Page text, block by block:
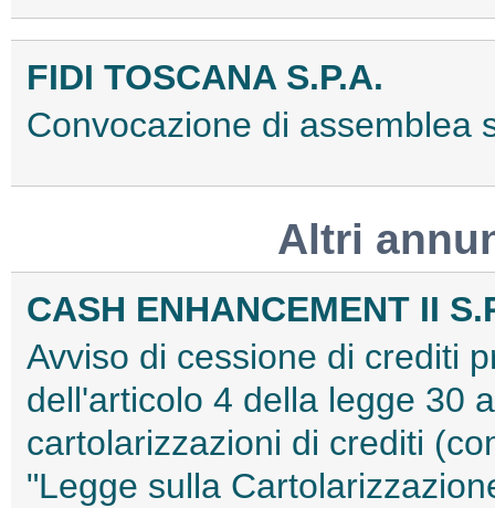
FIDI TOSCANA S.P.A.
Convocazione di assemblea
Altri
CASH ENHANCEMENT II
Avviso di cessione di crediti
dell'articolo 4 della legge 30
cartolarizzazioni di crediti
"Legge sulla